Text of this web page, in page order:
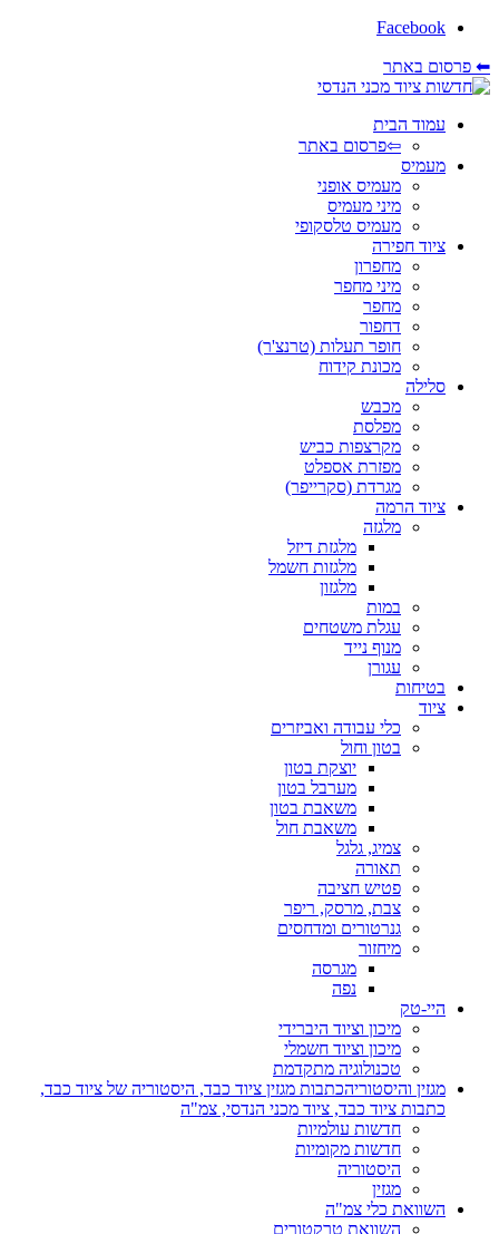
Facebook
⬅ פרסום באתר
עמוד הבית
⇦פרסום באתר
מעמיס
מעמיס אופני
מיני מעמיס
מעמיס טלסקופי
ציוד חפירה
מחפרון
מיני מחפר
מחפר
דחפור
חופר תעלות (טרנצ'ר)
מכונת קידוח
סלילה
מכבש
מפלסת
מקרצפות כביש
מפזרת אספלט
מגרדת (סקרייפר)
ציוד הרמה
מלגזה
מלגזת דיזל
מלגזות חשמל
מלגזון
במות
עגלת משטחים
מנוף נייד
עגורן
בטיחות
ציוד
כלי עבודה ואביזרים
בטון וחול
יוצקת בטון
מערבל בטון
משאבת בטון
משאבת חול
צמיג, גלגל
תאורה
פטיש חציבה
צבת, מרסק, ריפר
גנרטורים ומדחסים
מיחזור
מגרסה
נפה
היי-טק
מיכון וציוד היברידי
מיכון וציוד חשמלי
טכנולוגיה מתקדמת
מגזין והיסטוריהכתבות מגזין ציוד כבד, היסטוריה של ציוד כבד,
כתבות ציוד כבד, ציוד מכני הנדסי, צמ"ה
חדשות עולמיות
חדשות מקומיות
היסטוריה
מגזין
השוואת כלי צמ"ה
השוואת טרקטורים